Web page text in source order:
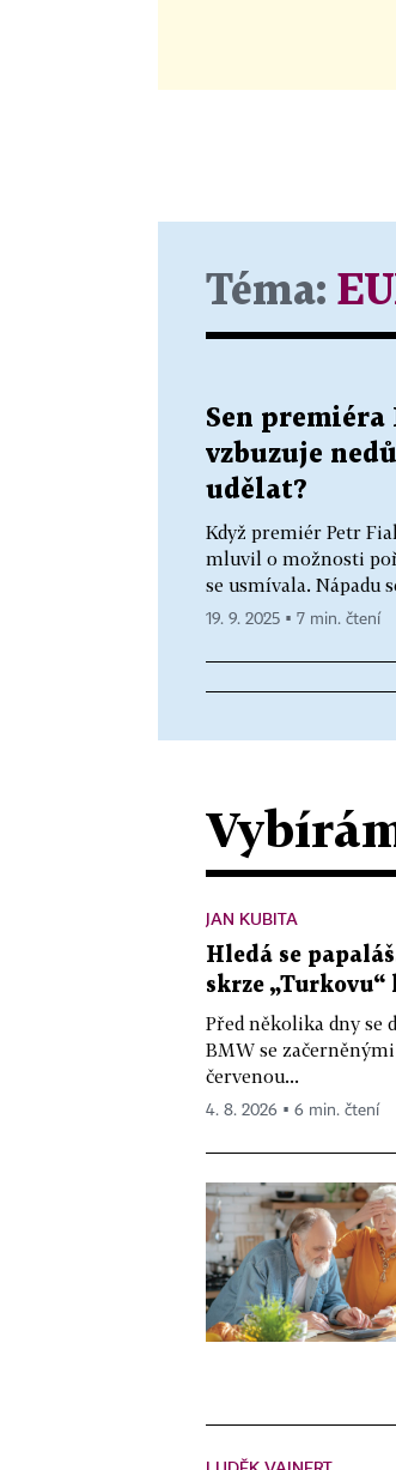
Téma:
Sen premiéra
vzbuzuje
udělat?
Když premiér Petr
mluvil o možnosti
se usmívala. Nápadu
19. 9. 2025 ▪ 7 min. čtení
JAN KUBITA
Hledá se
skrze
Před několika dny
BMW se
červenou...
4. 8. 2026 ▪ 6 min. čtení